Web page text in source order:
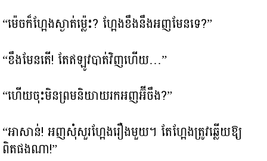
“ម៉េចក៏ហ្អែងស្ងាត់ម្ល៉េះ? ហ្អែងខឹងនឹងអញមែនទេ?”
“ខឹងមែនតើ! តែឥឡូវបាត់វិញហើយ…”
“ហើយចុះមិនព្រមនិយាយរកអញអ៊ីចឹង?”
“អាសាន់! អញសុំសួរហ្អែងរឿងមួយ។ តែហ្អែងត្រូវឆ្លើយឱ្យ
ពិតផងណា!”